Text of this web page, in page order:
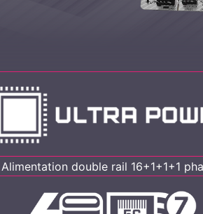
Alimentation double rail 16+1+1+1